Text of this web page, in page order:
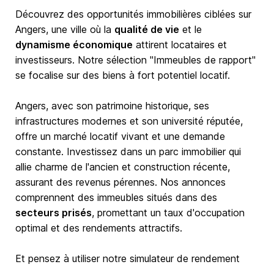
Découvrez des opportunités immobilières ciblées sur
Angers, une ville où la qualité de vie et le
dynamisme économique attirent locataires et
investisseurs. Notre sélection "Immeubles de rapport"
se focalise sur des biens à fort potentiel locatif.
Angers, avec son patrimoine historique, ses
infrastructures modernes et son université réputée,
offre un marché locatif vivant et une demande
constante. Investissez dans un parc immobilier qui
allie charme de l'ancien et construction récente,
assurant des revenus pérennes. Nos annonces
comprennent des immeubles situés dans des
secteurs prisés, promettant un taux d'occupation
optimal et des rendements attractifs.
Et pensez à utiliser notre simulateur de rendement